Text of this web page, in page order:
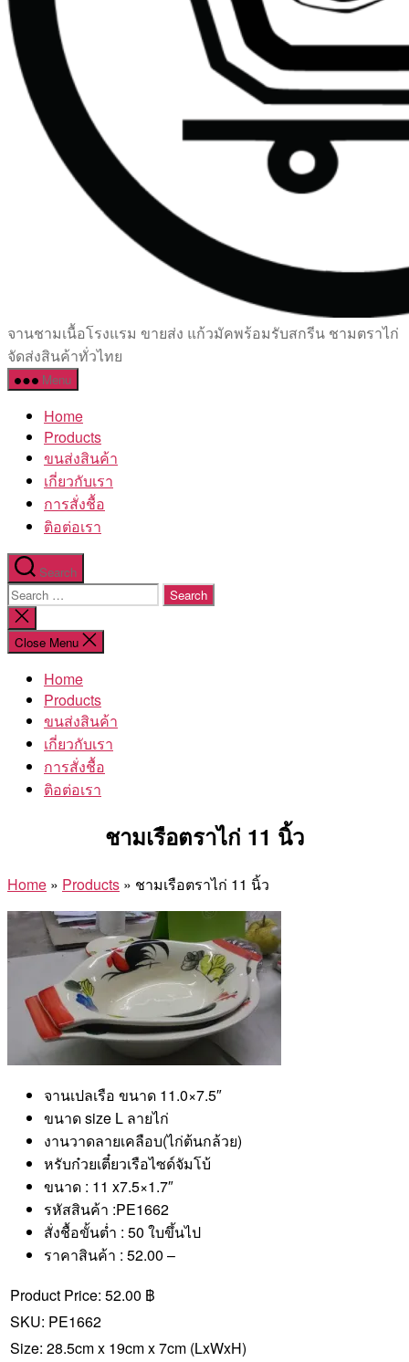
เซรามิค
ครบ
ครัน
โรงงาน
จานชามเนื้อโรงแรม ขายส่ง แก้วมัคพร้อมรับสกรีน ชามตราไก่
จัดส่งสินค้าทั่วไทย
Menu
Home
Products
ขนส่งสินค้า
เกี่ยวกับเรา
การสั่งชื้อ
ติอต่อเรา
Search
Search
for:
Close
search
Close Menu
Home
Products
ขนส่งสินค้า
เกี่ยวกับเรา
การสั่งชื้อ
ติอต่อเรา
ชามเรือตราไก่ 11 นิ้ว
Home » Products » ชามเรือตราไก่ 11 นิ้ว
จานเปลเรือ ขนาด 11.0×7.5″
ขนาด size L ลายไก่
งานวาดลายเคลือบ(ไก่ต้นกล้วย)
หรับก๋วยเตี๋ยวเรือไซด์จัมโบ้
ขนาด : 11 x7.5×1.7″
รหัสสินค้า :PE1662
สั่งชื้อขั้นต่ำ : 50 ใบขึ้นไป
ราคาสินค้า : 52.00 –
Product Price: 52.00 ฿
SKU: PE1662
Size: 28.5cm x 19cm x 7cm (LxWxH)